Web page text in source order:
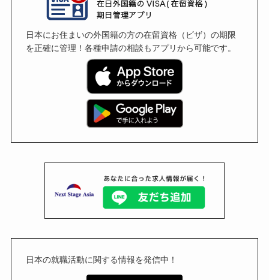
日本にお住まいの外国籍の方の在留資格（ビザ）の期限
を正確に管理！各種申請の相談もアプリから可能です。
日本の就職活動に関する情報を発信中！